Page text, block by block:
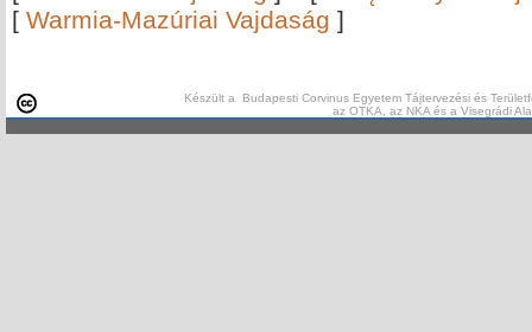
[ Warmia-Mazúriai Vajdaság ]
Készült a Budapesti Corvinus Egyetem Tájtervezési és
az OTKA, az NKA és a Visegrádi